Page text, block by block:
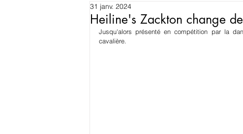
Heiline's Zackton change
31 janv. 2024
Jusqu'alors présenté en compétition par la
cavalière.